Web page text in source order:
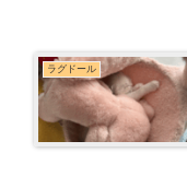
ラグドール